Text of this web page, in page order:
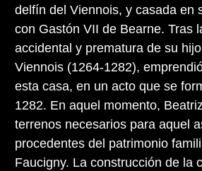
delfín del Viennois, y casada en
con Gastón VII de Bearne. Tras
accidental y prematura de su
Viennois (1264-1282),
esta casa, en un acto que se
1282. En aquel momento,
terrenos necesarios para aquel
procedentes del patrimonio
Faucigny. La construcción de la